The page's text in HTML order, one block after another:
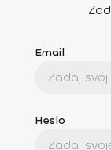
Email
Heslo